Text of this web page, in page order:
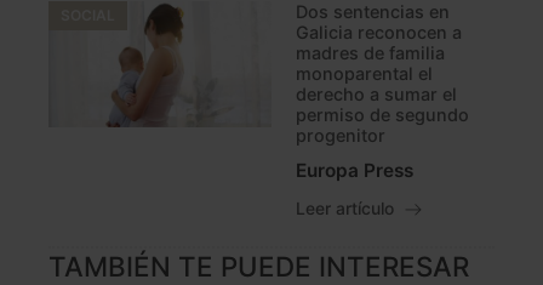
Dos sentencias en
Galicia reconocen a
madres de familia
monoparental el
derecho a sumar el
permiso de segundo
progenitor
Europa Press
Leer artículo
TAMBIÉN TE PUEDE INTERESAR